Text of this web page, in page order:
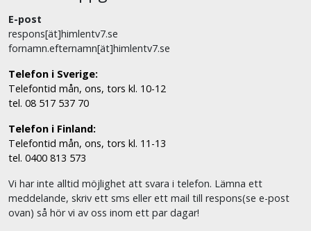
E-post
respons[ät]himlentv7.se
fornamn.efternamn[ät]himlentv7.se
Telefon i Sverige:
Telefontid mån, ons, tors kl. 10-12
tel. 08 517 537 70
Telefon i Finland:
Telefontid mån, ons, tors kl. 11-13
tel. 0400 813 573
Vi har inte alltid möjlighet att svara i telefon. Lämna ett
meddelande, skriv ett sms eller ett mail till respons(se e-post
ovan) så hör vi av oss inom ett par dagar!